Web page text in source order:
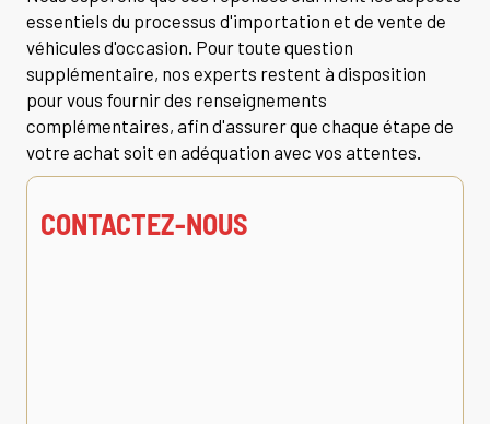
essentiels du processus d'importation et de vente de
véhicules d'occasion. Pour toute question
supplémentaire, nos experts restent à disposition
pour vous fournir des renseignements
complémentaires, afin d'assurer que chaque étape de
votre achat soit en adéquation avec vos attentes.
CONTACTEZ-NOUS